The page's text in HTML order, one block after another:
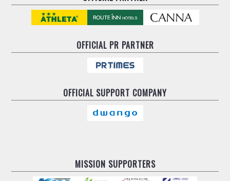
OFFICIALPR PARTNER
OFFICIAL SUPPORT COMPANY
MISSION SUPPORTERS